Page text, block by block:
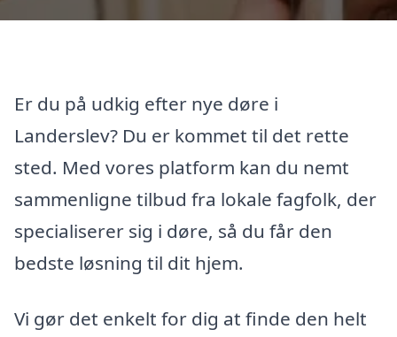
Er du på udkig efter nye døre i
Landerslev? Du er kommet til det rette
sted. Med vores platform kan du nemt
sammenligne tilbud fra lokale fagfolk, der
specialiserer sig i døre, så du får den
bedste løsning til dit hjem.
Vi gør det enkelt for dig at finde den helt